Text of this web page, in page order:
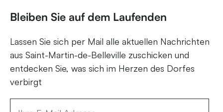
Bleiben Sie auf dem Laufenden
Lassen Sie sich per Mail alle aktuellen Nachrichten
aus Saint-Martin-de-Belleville zuschicken und
entdecken Sie, was sich im Herzen des Dorfes
verbirgt